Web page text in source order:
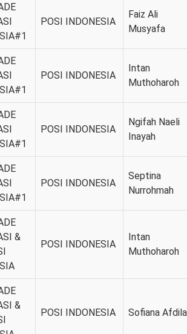
POSI INDONESIA
Faiz Ali
Musyafa
POSI INDONESIA
Intan
Muthoharoh
POSI INDONESIA
Ngifah Naeli
Inayah
POSI INDONESIA
Septina
Nurrohmah
&
POSI INDONESIA
Intan
Muthoharoh
&
POSI INDONESIA Sofiana Afdila